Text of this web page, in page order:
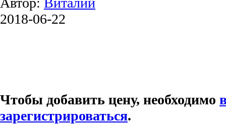
2018-06-22
Чтобы добавить цену, необходимо
зарегистрироваться.